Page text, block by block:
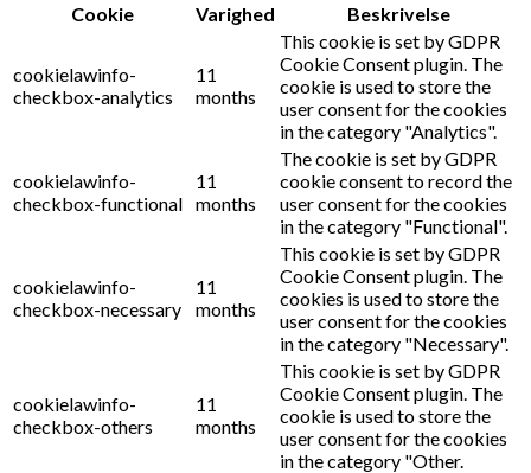
Cookie
Varighed Beskrivelse
cookielawinfo-
checkbox-analytics
11
months
This cookie is set by GDPR
Cookie Consent plugin. The
cookie is used to store the
user consent for the cookies
in the category "Analytics".
cookielawinfo-
checkbox-functional
11
months
The cookie is set by GDPR
cookie consent to record the
user consent for the cookies
in the category "Functional".
cookielawinfo-
checkbox-necessary
11
months
This cookie is set by GDPR
Cookie Consent plugin. The
cookies is used to store the
user consent for the cookies
in the category "Necessary".
cookielawinfo-
checkbox-others
11
months
This cookie is set by GDPR
Cookie Consent plugin. The
cookie is used to store the
user consent for the cookies
in the category "Other.